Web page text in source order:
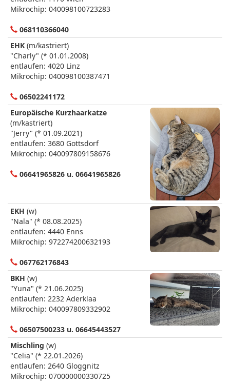
Mikrochip: 040098100723283
068110366040
EHK (m/kastriert)
"Charly" (* 01.01.2008)
entlaufen: 4020 Linz
Mikrochip: 040098100387471
06502241172
Europäische Kurzhaarkatze
(m/kastriert)
"Jerry" (* 01.09.2021)
entlaufen: 3680 Gottsdorf
Mikrochip: 040097809158676
06641965826 u. 06641965826
EKH (w)
"Nala" (* 08.08.2025)
entlaufen: 4440 Enns
Mikrochip: 972274200632193
067762176843
BKH (w)
"Yuna" (* 21.06.2025)
entlaufen: 2232 Aderklaa
Mikrochip: 040097809332902
06507500233 u. 06645443527
Mischling (w)
"Celia" (* 22.01.2026)
entlaufen: 2640 Gloggnitz
Mikrochip: 070000000330725